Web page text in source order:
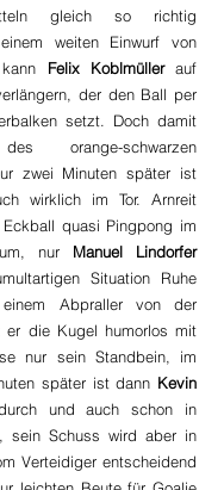
gleich so richtig
Felix Koblmüller
der den Ball per
setzt. Doch damit
orange-schwarzen
zwei Minuten später ist
wirklich im Tor. Arnreit
quasi Pingpong im
nur Manuel Lindorfer
Situation Ruhe
einem Abpraller von der
er die Kugel humorlos mit
nur sein Standbein, im
später ist dann Kevin
und auch schon in
sein Schuss wird aber in
Verteidiger entscheidend